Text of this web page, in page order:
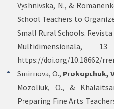
Vyshnivska, N., &
School Teachers to
Small Rural Schools.
Multidimensionala,
https://doi.org/10.18662/
Smirnova, O., Prokopchuk,
Mozoliuk, O., &
Preparing Fine Arts